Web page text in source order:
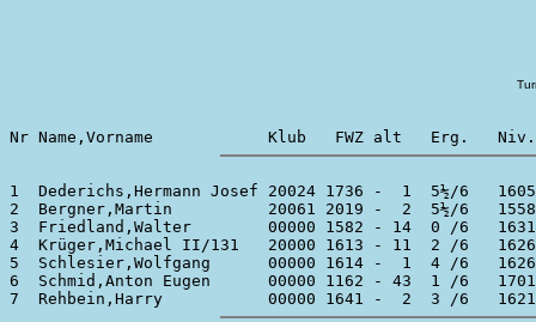
1  Dederichs,Hermann Josef 20024 1736 -  1  5½/6
2  Bergner,Martin          20061 2019 -  2  5½/6
3  Friedland,Walter        00000 1582 - 14  0 /6
4  Krüger,Michael II/131   20000 1613 - 11  2 /6
5  Schlesier,Wolfgang      00000 1614 -  1  4 /6
6  Schmid,Anton Eugen      00000 1162 - 43  1 /6